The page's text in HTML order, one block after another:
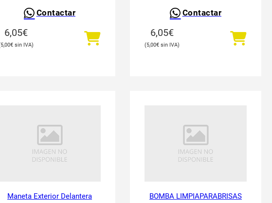
Contactar
6,05€
5,00€
Contactar
6,05€
5,00€
Maneta Exterior Delantera
BOMBA LIMPIAPARABRISAS